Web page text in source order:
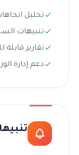
تحليل
تنبيهات
تقارير
دعم إدارة